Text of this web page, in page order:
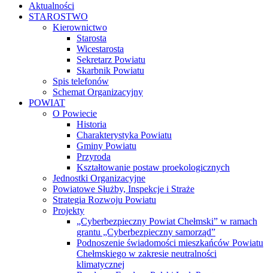
Aktualności
STAROSTWO
Kierownictwo
Starosta
Wicestarosta
Sekretarz Powiatu
Skarbnik Powiatu
Spis telefonów
Schemat Organizacyjny
POWIAT
O Powiecie
Historia
Charakterystyka Powiatu
Gminy Powiatu
Przyroda
Kształtowanie postaw proekologicznych
Jednostki Organizacyjne
Powiatowe Służby, Inspekcje i Straże
Strategia Rozwoju Powiatu
Projekty
„Cyberbezpieczny Powiat Chełmski” w ramach
grantu „Cyberbezpieczny samorząd”
Podnoszenie świadomości mieszkańców Powiatu
Chełmskiego w zakresie neutralności
klimatycznej